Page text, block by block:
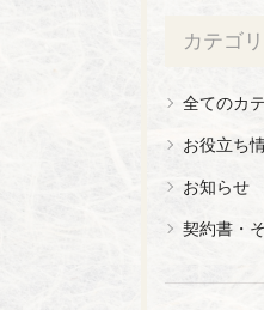
カテゴ
全てのカ
お役立ち
お知らせ
契約書・